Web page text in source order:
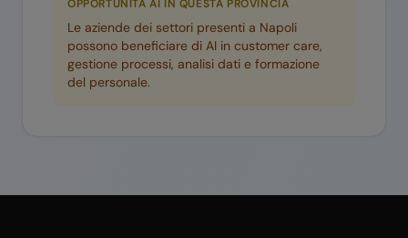
OPPORTUNITÀ AI IN QUESTA PROVINCIA
Le aziende dei settori presenti a Napoli
possono beneficiare di AI in customer care,
gestione processi, analisi dati e formazione
del personale.